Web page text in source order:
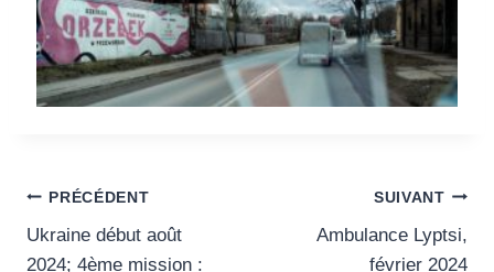
Navigation
de
PRÉCÉDENT
Ukraine début août
2024; 4ème mission :
SUIVANT
Ambulance Lyptsi,
février 2024